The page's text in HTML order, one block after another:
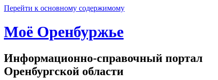
Перейти к основному содержимому
Моё Оренбуржье
Информационно-справочный портал
Оренбургской области